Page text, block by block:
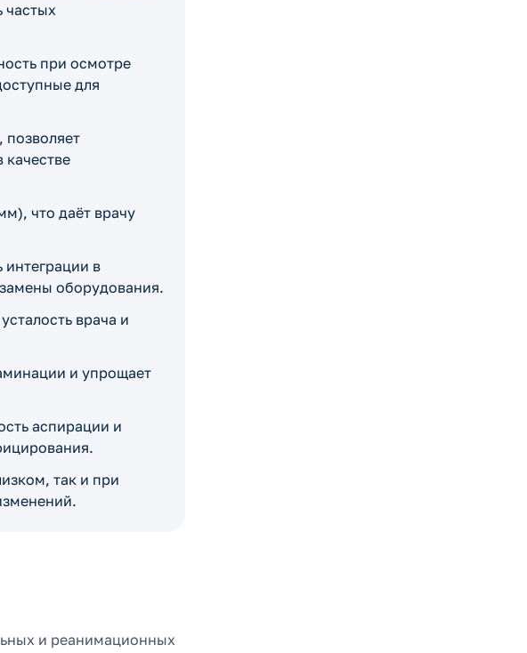
частых
при осмотре
для
что даёт врачу
интеграции в
оборудования.
врача и
и упрощает
аспирации и
так и при
и реанимационных